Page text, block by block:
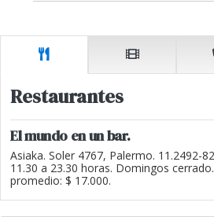
Restaurantes
El mundo en un bar.
Asiaka. Soler 4767, Palermo. 11.2492-
11.30 a 23.30 horas. Domingos
promedio: $ 17.000.